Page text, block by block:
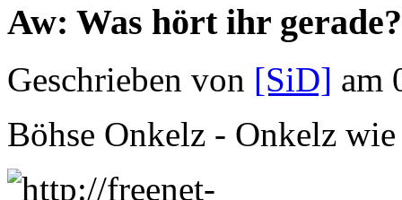
Aw: Was hört ihr gerade?
Geschrieben von [SiD] am
Böhse Onkelz - Onkelz